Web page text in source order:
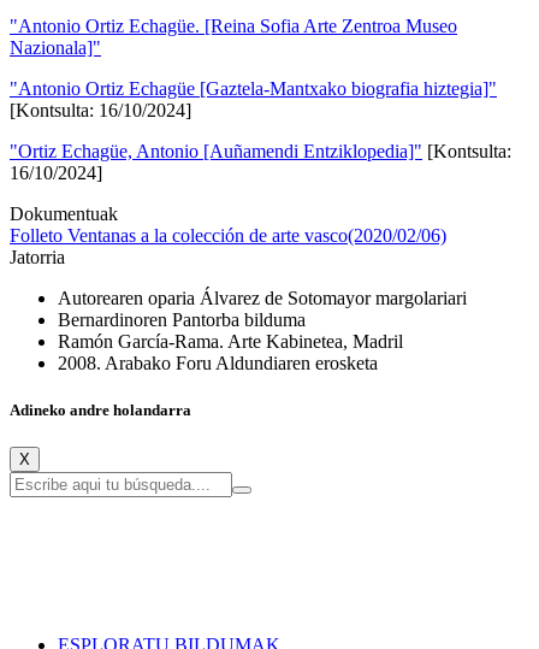
"Antonio Ortiz Echagüe. [Reina Sofia Arte Zentroa Museo
Nazionala]"
"Antonio Ortiz Echagüe [Gaztela-Mantxako biografia hiztegia]"
[Kontsulta: 16/10/2024]
"Ortiz Echagüe, Antonio [Auñamendi Entziklopedia]" [Kontsulta:
16/10/2024]
Dokumentuak
Folleto Ventanas a la colección de arte vasco(2020/02/06)
Jatorria
Autorearen oparia Álvarez de Sotomayor margolariari
Bernardinoren Pantorba bilduma
Ramón García-Rama. Arte Kabinetea, Madril
2008. Arabako Foru Aldundiaren erosketa
Adineko andre holandarra
X
ESPLORATU BILDUMAK